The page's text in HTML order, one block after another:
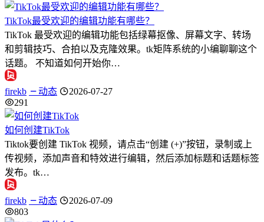
TikTok最受欢迎的编辑功能有哪些？
TikTok 最受欢迎的编辑功能包括绿幕抠像、屏幕文字、转场
和剪辑技巧、合拍以及克隆效果。tk矩阵系统的小编聊聊这个
话题。 不知道如何开始你…
firekb 动态
2026-07-27
291
如何创建TikTok
Tiktok要创建 TikTok 视频，请点击“创建 (+)”按钮，录制或上
传视频，添加声音和特效进行编辑，然后添加标题和话题标签
发布。tk…
firekb 动态
2026-07-09
803